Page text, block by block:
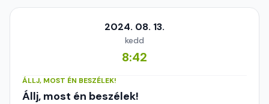
2024. 08. 13.
kedd
8:42
ÁLLJ, MOST ÉN BESZÉLEK!
Állj, most én beszélek!